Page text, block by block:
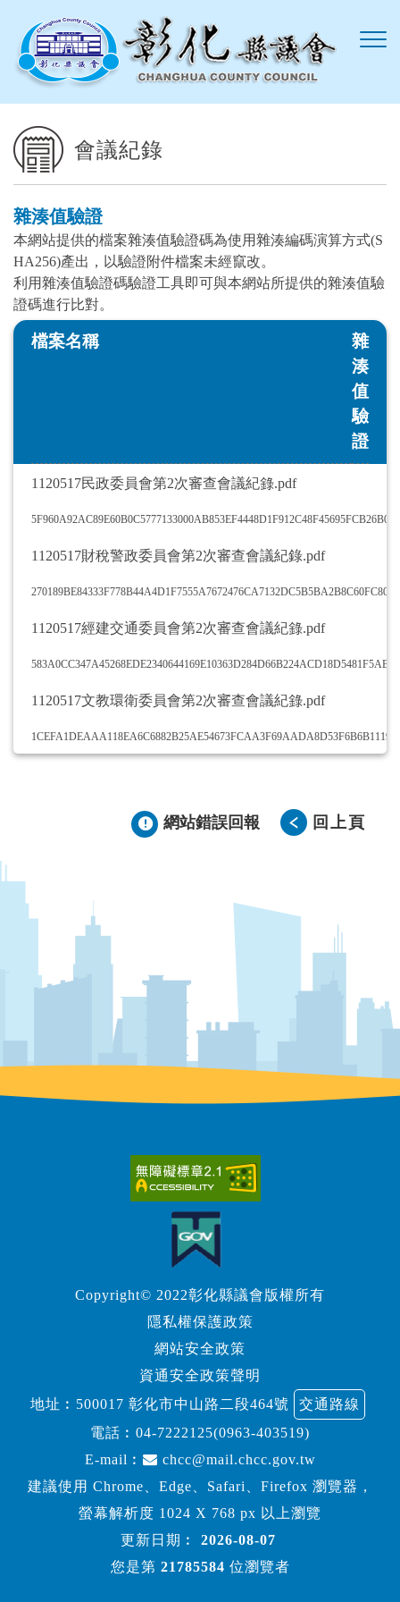
會議紀錄
雜湊值驗證
本網站提供的檔案雜湊值驗證碼為使用雜湊編碼演算方式(S
HA256)產出，以驗證附件檔案未經竄改。
利用雜湊值驗證碼驗證工具即可與本網站所提供的雜湊值驗
證碼進行比對。
檔案名稱
雜
湊
值
驗
證
1120517民政委員會第2次審查會議紀錄.pdf
1120517財稅警政委員會第2次審查會議紀錄.pdf
1120517經建交通委員會第2次審查會議紀錄.pdf
1120517文教環衛委員會第2次審查會議紀錄.pdf
網站錯誤回報 回上頁
Copyright© 2022彰化縣議會版權所有
隱私權保護政策
網站安全政策
資通安全政策聲明
地址︰500017 彰化市中山路二段464號
交通路線
電話︰ 04-7222125(0963-403519)
E-mail︰
chcc@mail.chcc.gov.tw
建議使用 Chrome、Edge、Safari、Firefox 瀏覽器，
螢幕解析度 1024 X 768 px 以上瀏覽
更新日期︰
2026-08-07
您是第 21785584 位瀏覽者